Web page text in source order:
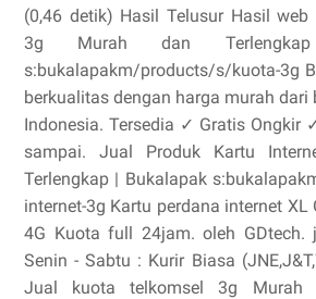
(0,46 detik) Hasil Telusur Hasil
3g Murah dan
s:bukalapakm/products/s/kuota-3g
berkualitas dengan harga murah dari
Indonesia. Tersedia ✓ Gratis Ongkir
sampai. Jual Produk Kartu
Terlengkap | Bukalapak
internet-3g Kartu perdana internet XL
4G Kuota full 24jam. oleh GDtech.
Senin - Sabtu : Kurir Biasa
Jual kuota telkomsel 3g Murah